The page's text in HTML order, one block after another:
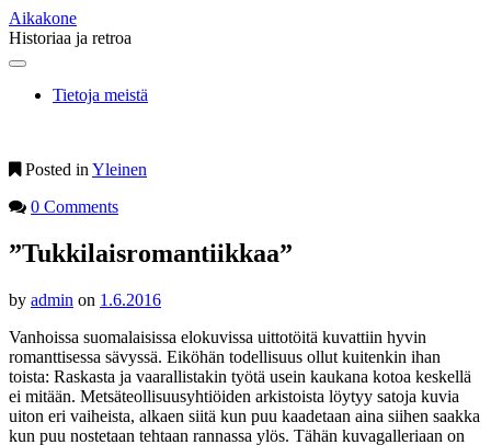
Aikakone
Historiaa ja retroa
Main
Skip
contentTietoja meistä
Posted in Yleinen
0 Comments
”Tukkilaisromantiikkaa”
by admin on 1.6.2016
Vanhoissa suomalaisissa elokuvissa uittotöitä kuvattiin hyvin
romanttisessa sävyssä. Eiköhän todellisuus ollut kuitenkin ihan
toista: Raskasta ja vaarallistakin työtä usein kaukana kotoa keskellä
ei mitään. Metsäteollisuusyhtiöiden arkistoista löytyy satoja kuvia
uiton eri vaiheista, alkaen siitä kun puu kaadetaan aina siihen saakka
kun puu nostetaan tehtaan rannassa ylös. Tähän kuvagalleriaan on